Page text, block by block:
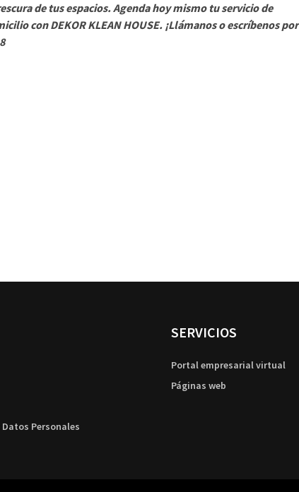
de tus espacios. Agenda hoy mismo tu servicio de
con DEKOR KLEAN HOUSE. ¡Llámanos o escríbenos por
Personales
SERVICIOS
Portal empresarial virtual
Páginas web